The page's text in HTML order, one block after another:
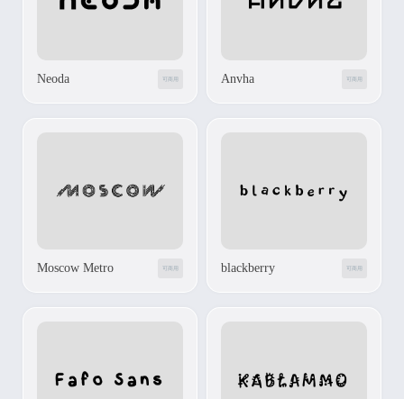
Neoda 可商用 Anvha 可商用
Moscow Metro 可商用 blackberry 可商用